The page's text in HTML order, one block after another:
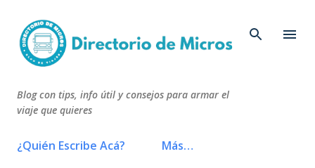
Blog con tips, info útil y consejos para armar el
viaje que quieres
¿Quién Escribe Acá? Más…